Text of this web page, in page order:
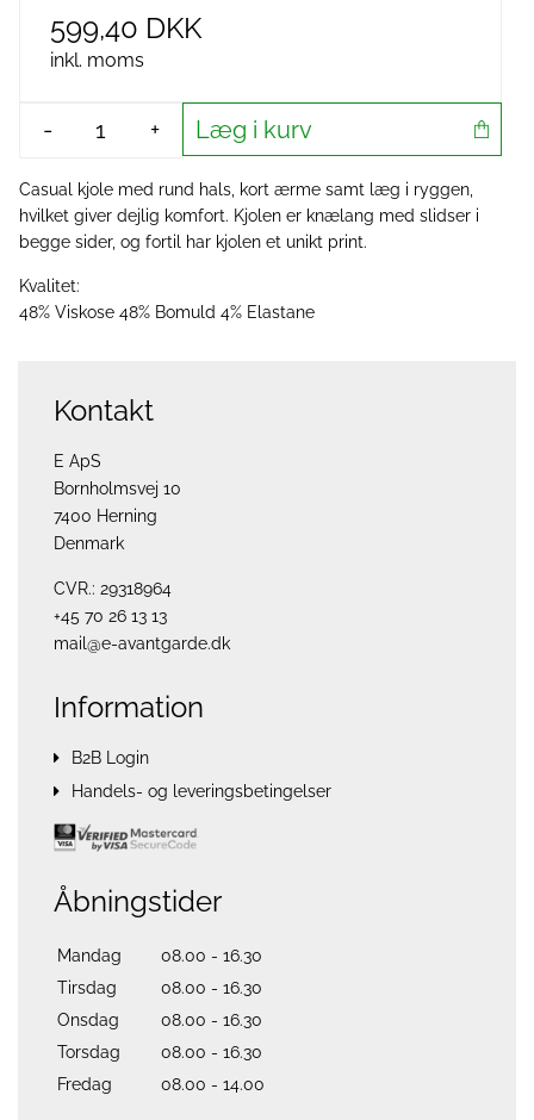
599,40 DKK
inkl. moms
- + Læg i kurv
Casual kjole med rund hals, kort ærme samt læg i ryggen,
hvilket giver dejlig komfort. Kjolen er knælang med slidser i
begge sider, og fortil har kjolen et unikt print.
Kvalitet:
48% Viskose 48% Bomuld 4% Elastane
Kontakt
E ApS
Bornholmsvej 10
7400 Herning
Denmark
CVR.: 29318964
+45 70 26 13 13
mail@e-avantgarde.dk
Information
B2B Login
Handels- og leveringsbetingelser
Åbningstider
Mandag
08.00 - 16.30
Tirsdag
08.00 - 16.30
Onsdag
08.00 - 16.30
Torsdag
08.00 - 16.30
Fredag
08.00 - 14.00